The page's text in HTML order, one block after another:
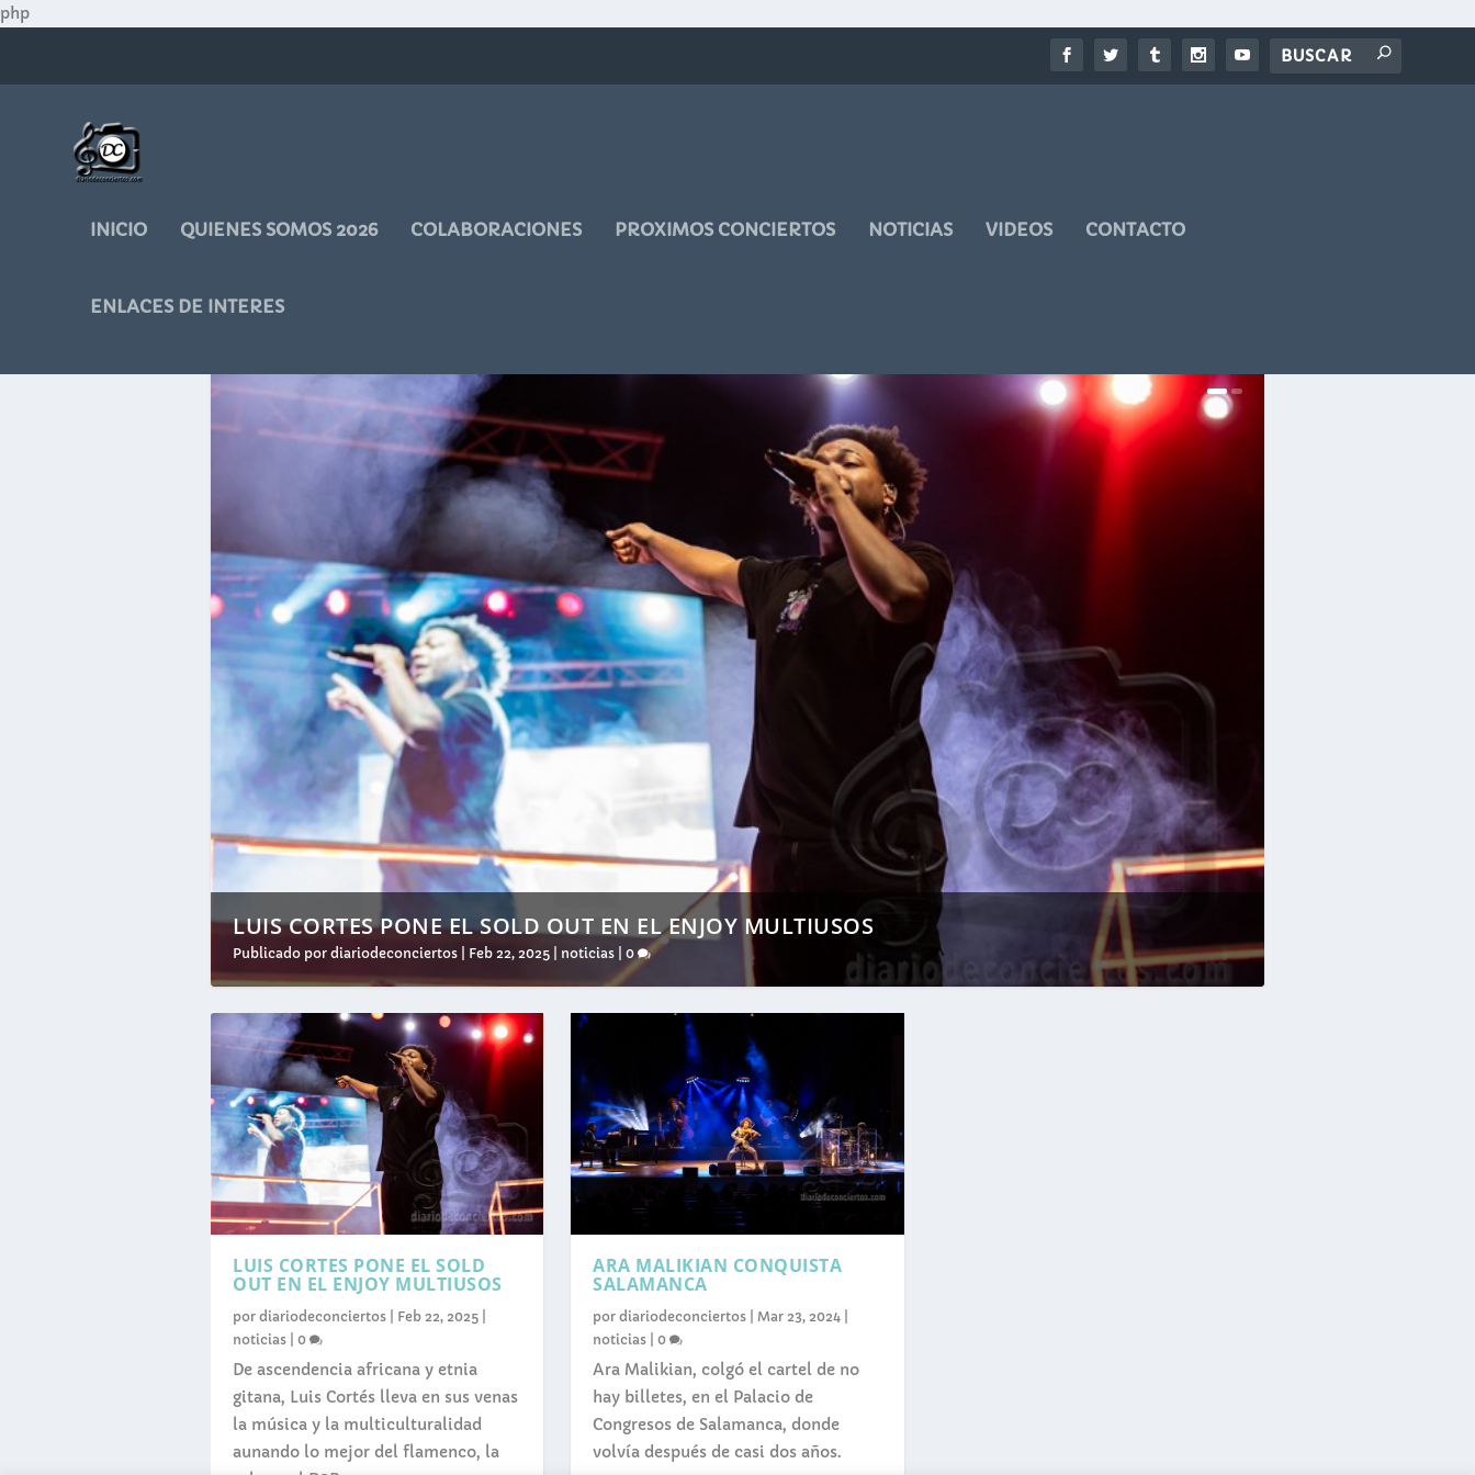
php
INICIO QUIENES SOMOS 2026 COLABORACIONES PROXIMOS CONCIERTOS NOTICIAS VIDEOS CONTACTO
ENLACES DE INTERES
LUIS CORTES PONE EL SOLD OUT EN EL ENJOY MULTIUSOS
Publicado por diariodeconciertos Feb 22, 2025 noticias 0
LUIS CORTES PONE EL SOLD
OUT EN EL ENJOY MULTIUSOS
por diariodeconciertos Feb 22, 2025
noticias
0
De ascendencia africana y etnia
gitana, Luis Cortés lleva en sus venas
la música y la multiculturalidad
aunando lo mejor del flamenco, la
ARA MALIKIAN CONQUISTA
SALAMANCA
pordiariodeconciertos |Mar 23, 2024
noticias |0
Ara Malikian, colgó el cartel de no
hay billetes, en el Palacio de
Congresos de Salamanca, donde
volvía después de casi dos años.